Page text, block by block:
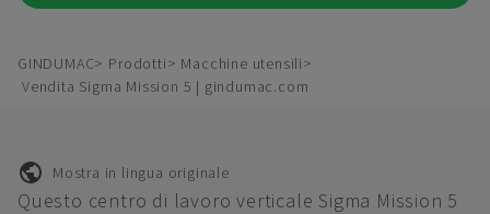
GINDUMAC Prodotti
Macchine utensili
Vendita Sigma Mission 5 | gindumac.com
Mostra in lingua originale
Questo centro di lavoro verticale Sigma Mission 5